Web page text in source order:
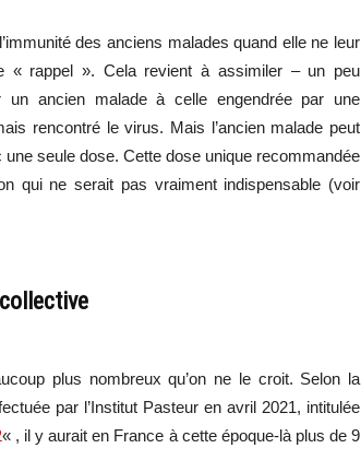
des anciens malades quand elle ne leur
« rappel ». Cela revient à assimiler – un peu
un ancien malade à celle engendrée par une
rencontré le virus. Mais l’ancien malade peut
seule dose. Cette dose unique recommandée
qui ne serait pas vraiment indispensable (voir
plus nombreux qu’on ne le croit. Selon la
par l’Institut Pasteur en avril 2021, intitulée
« , il y aurait en France à cette époque-là plus de 9